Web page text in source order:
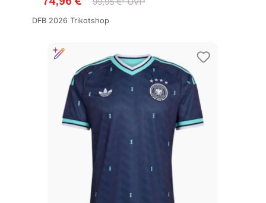
DFB 2026 Trikotshop